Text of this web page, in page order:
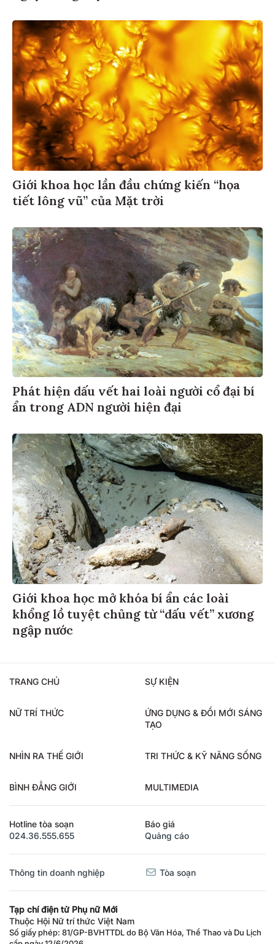
Giới khoa học lần đầu chứng kiến “họa
tiết lông vũ” của Mặt trời
Phát hiện dấu vết hai loài người cổ đại bí
ẩn trong ADN người hiện đại
Giới khoa học mở khóa bí ẩn các loài
khổng lồ tuyệt chủng từ “dấu vết” xương
ngập nước
TRANG CHỦ SỰ KIỆN
NỮ TRÍ THỨC
ỨNG DỤNG & ĐỔI MỚI SÁNG
TẠO
NHÌN RA THẾ GIỚI TRI THỨC & KỸ NĂNG SỐNG
BÌNH ĐẲNG GIỚI MULTIMEDIA
Hotline tòa soạn
024.36.555.655
Báo giá
Quảng cáo
Thông tin doanh nghiệp Tòa soạn
Tạp chí điện tử Phụ nữ Mới
Thuộc Hội Nữ trí thức Việt Nam
Số giấy phép: 81/GP-BVHTTDL do Bộ Văn Hóa, Thể Thao và Du Lịch
cấp ngày 12/6/2026.